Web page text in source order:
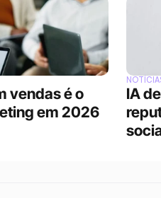
vendas é o
em 2026
IA